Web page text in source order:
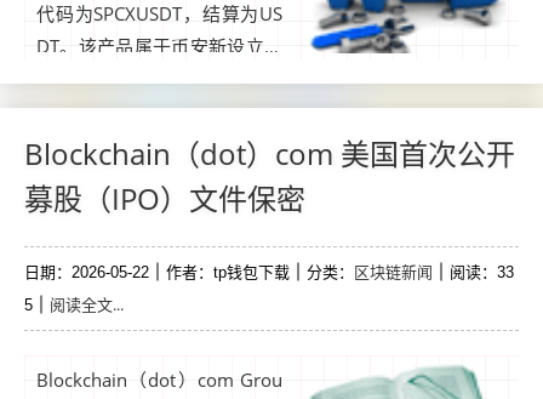
代码为SPCXUSDT，结算为US
DT。该产品属于币安新设立的
“上市前永久合约”类别。它运
行在交易所用于加密衍生品的
永续期货基础设施上。这些合
对私人公司的估值进行投机。
在公司首次公开募股（IPO）
之前，合约价格反映了公开的
信号，如...
Blockchain（dot）com 美国首次公开
募股（IPO）文件保密
日期：2026-05-22 作者：tp钱包下载 分类： 区块链新闻
阅读：33
5
阅读全文...
Blockchain（dot）com Grou